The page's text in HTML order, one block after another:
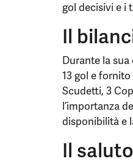
gol decisivi e i
Il
Durante la sua
13 gol e
Scudetti, 3
l’importanza
disponibilità e
Il